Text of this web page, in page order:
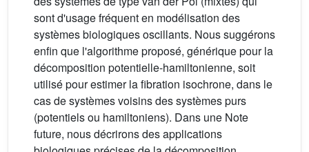
sont d'usage fréquent en modélisation des
systèmes biologiques oscillants. Nous suggérons
enfin que l'algorithme proposé, générique pour la
décomposition potentielle-hamiltonienne, soit
utilisé pour estimer la fibration isochrone, dans le
cas de systèmes voisins des systèmes purs
(potentiels ou hamiltoniens). Dans une Note
future, nous décrirons des applications